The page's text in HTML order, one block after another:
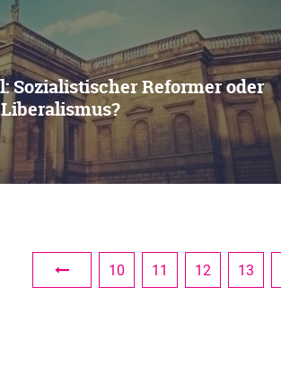
Sozialistischer Reformer oder
10 11 12 13